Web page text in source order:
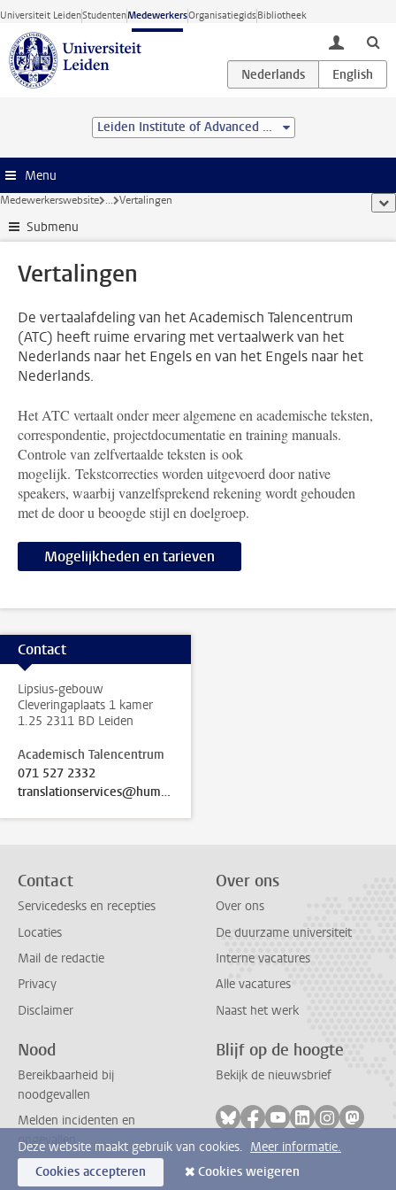
Ga direct naar de inhoud
Universiteit LeidenStudentenMedewerkersOrganisatiegidsBibliotheek
toggle
Leiden Institute of Advanced Computer Science (LIACS)
Menu
Medewerkerswebsite ... Vertalingen
Submenu
Vertalingen
De vertaalafdeling van het Academisch Talencentrum
(ATC) heeft ruime ervaring met vertaalwerk van het
Nederlands naar het Engels en van het Engels naar het
Nederlands.
Het ATC vertaalt onder meer algemene en academische teksten,
correspondentie, projectdocumentatie en training manuals.
Controle van zelfvertaalde teksten is ook
mogelijk. Tekstcorrecties worden uitgevoerd door native
speakers, waarbij vanzelfsprekend rekening wordt gehouden
met de door u beoogde stijl en doelgroep.
Mogelijkheden en tarieven
Contact
Lipsius-gebouw
Cleveringaplaats 1 kamer
1.25 2311 BD Leiden
Academisch Talencentrum
071 527 2332
translationservices@hum.leidenuniv.nl
Contact
Servicedesks en recepties
Locaties
Mail de redactie
Privacy
Disclaimer
Over ons
Over ons
De duurzame universiteit
Interne vacatures
Alle vacatures
Naast het werk
Nood
Bereikbaarheid bij
noodgevallen
Melden incidenten en
ongevallen
Blijf op de hoogte
Bekijk de nieuwsbrief
Volg ons op bluesky
Volg ons op facebook
Volg ons op
Volg ons op
Volg ons
Volg
Deze website maakt gebruik van cookies. Meer informatie.
Cookies accepteren
Cookies weigeren